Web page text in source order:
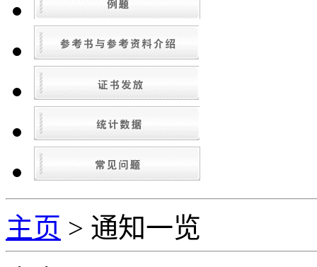
主页 > 通知一览